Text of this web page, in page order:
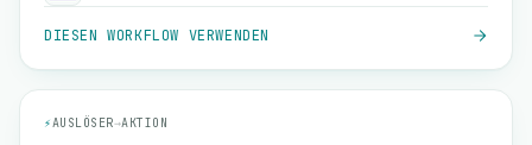
DIESEN WORKFLOW VERWENDEN
⚡AUSLÖSER→AKTION